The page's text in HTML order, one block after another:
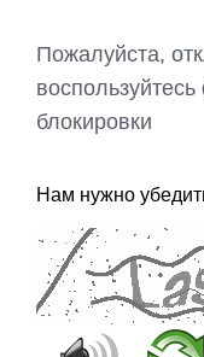
Пожалуйста,
блокировки
Нам нужно